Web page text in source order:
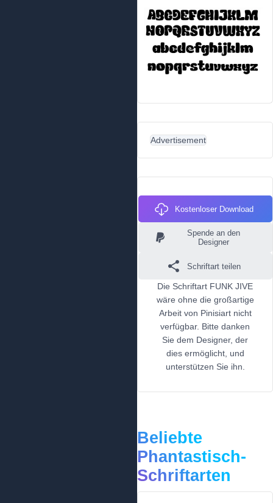
Advertisement
Kostenloser Download
Spende an den
Designer
Schriftart teilen
Die Schriftart FUNK JIVE
wäre ohne die großartige
Arbeit von Pinisiart nicht
verfügbar. Bitte danken
Sie dem Designer, der
dies ermöglicht, und
unterstützen Sie ihn.
Beliebte
Phantastisch-
Schriftarten